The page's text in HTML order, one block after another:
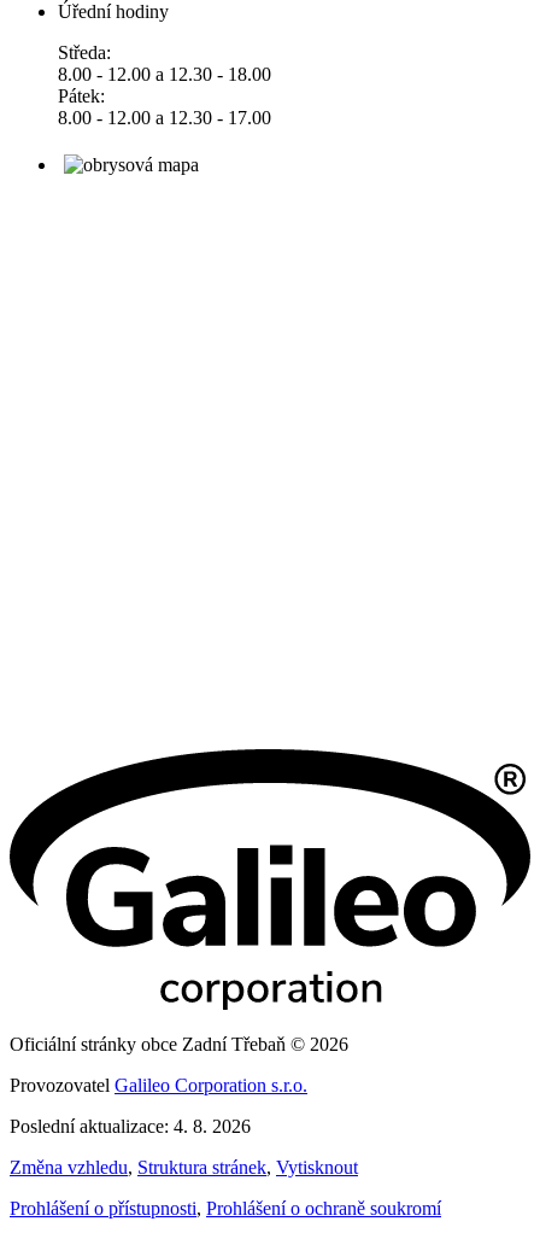
Úřední hodiny
Středa:
8.00 - 12.00 a 12.30 - 18.00
Pátek:
8.00 - 12.00 a 12.30 - 17.00
Oficiální stránky obce Zadní Třebaň © 2026
Provozovatel Galileo Corporation s.r.o.
Poslední aktualizace: 4. 8. 2026
Změna vzhledu, Struktura stránek, Vytisknout
Prohlášení o přístupnosti, Prohlášení o ochraně soukromí